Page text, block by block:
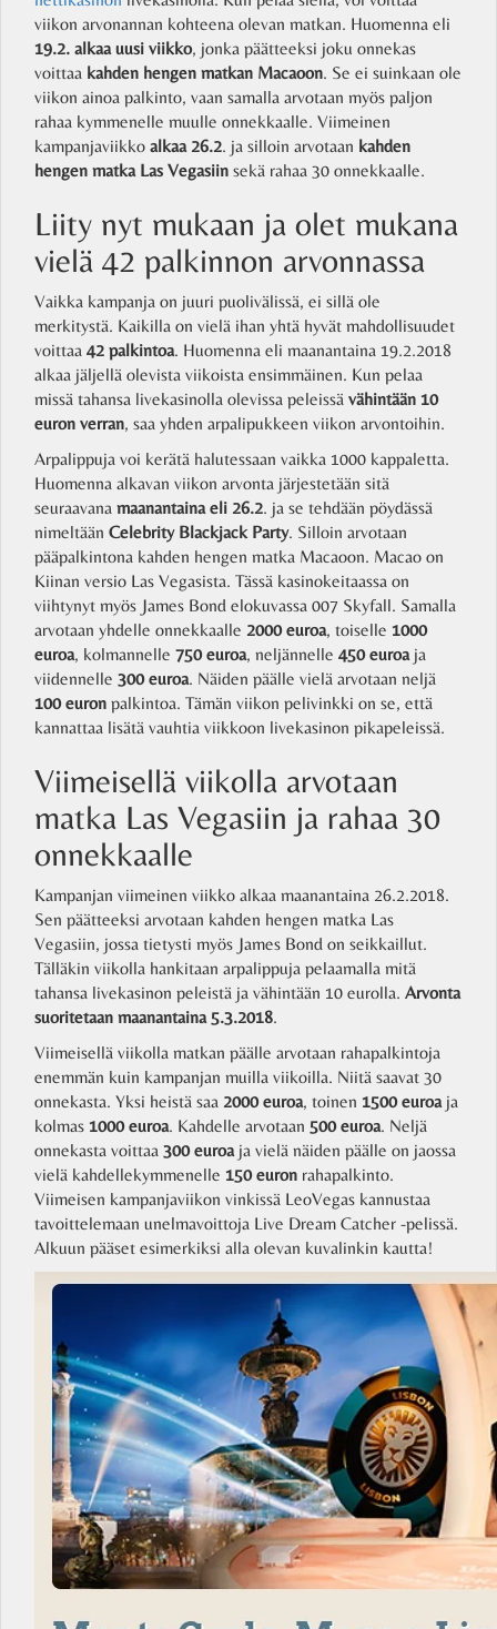
viikon arvonannan kohteena olevan matkan. Huomenna eli
19.2. alkaa uusi viikko, jonka päätteeksi joku onnekas
voittaa kahden hengen matkan Macaoon. Se ei suinkaan ole
viikon ainoa palkinto, vaan samalla arvotaan myös paljon
rahaa kymmenelle muulle onnekkaalle. Viimeinen
kampanjaviikko alkaa 26.2. ja silloin arvotaan kahden
hengen matka Las Vegasiin sekä rahaa 30 onnekkaalle.
Liity nyt mukaan ja olet mukana
vielä 42 palkinnon arvonnassa
Vaikka kampanja on juuri puolivälissä, ei sillä ole
merkitystä. Kaikilla on vielä ihan yhtä hyvät mahdollisuudet
voittaa 42 palkintoa. Huomenna eli maanantaina 19.2.2018
alkaa jäljellä olevista viikoista ensimmäinen. Kun pelaa
missä tahansa livekasinolla olevissa peleissä vähintään 10
euron verran, saa yhden arpalipukkeen viikon arvontoihin.
Arpalippuja voi kerätä halutessaan vaikka 1000 kappaletta.
Huomenna alkavan viikon arvonta järjestetään sitä
seuraavana maanantaina eli 26.2. ja se tehdään pöydässä
nimeltään Celebrity Blackjack Party. Silloin arvotaan
pääpalkintona kahden hengen matka Macaoon. Macao on
Kiinan versio Las Vegasista. Tässä kasinokeitaassa on
viihtynyt myös James Bond elokuvassa 007 Skyfall. Samalla
arvotaan yhdelle onnekkaalle 2000 euroa, toiselle 1000
euroa, kolmannelle 750 euroa, neljännelle 450 euroa ja
viidennelle 300 euroa. Näiden päälle vielä arvotaan neljä
100 euron palkintoa. Tämän viikon pelivinkki on se, että
kannattaa lisätä vauhtia viikkoon livekasinon pikapeleissä.
Viimeisellä viikolla arvotaan
matka Las Vegasiin ja rahaa 30
onnekkaalle
Kampanjan viimeinen viikko alkaa maanantaina 26.2.2018.
Sen päätteeksi arvotaan kahden hengen matka Las
Vegasiin, jossa tietysti myös James Bond on seikkaillut.
Tälläkin viikolla hankitaan arpalippuja pelaamalla mitä
tahansa livekasinon peleistä ja vähintään 10 eurolla. Arvonta
suoritetaan maanantaina 5.3.2018.
Viimeisellä viikolla matkan päälle arvotaan rahapalkintoja
enemmän kuin kampanjan muilla viikoilla. Niitä saavat 30
onnekasta. Yksi heistä saa 2000 euroa, toinen 1500 euroa ja
kolmas 1000 euroa. Kahdelle arvotaan 500 euroa. Neljä
onnekasta voittaa 300 euroa ja vielä näiden päälle on jaossa
vielä kahdellekymmenelle 150 euron rahapalkinto.
Viimeisen kampanjaviikon vinkissä LeoVegas kannustaa
tavoittelemaan unelmavoittoja Live Dream Catcher -pelissä.
Alkuun pääset esimerkiksi alla olevan kuvalinkin kautta!